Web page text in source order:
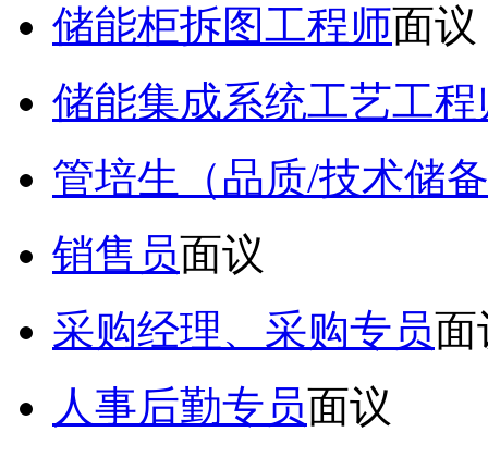
储能柜拆图工程师面议
储能集成系统工艺工程
管培生（品质/技术储
销售员面议
采购经理、采购专员面
人事后勤专员面议